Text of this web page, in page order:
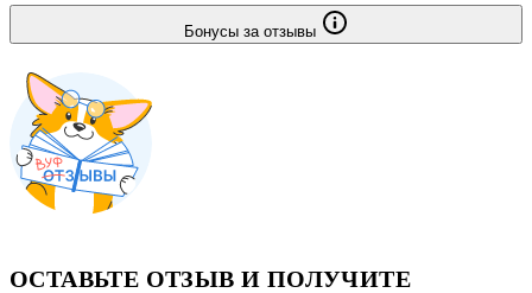
Бонусы за отзывы
ОСТАВЬТЕ ОТЗЫВ И ПОЛУЧИТЕ